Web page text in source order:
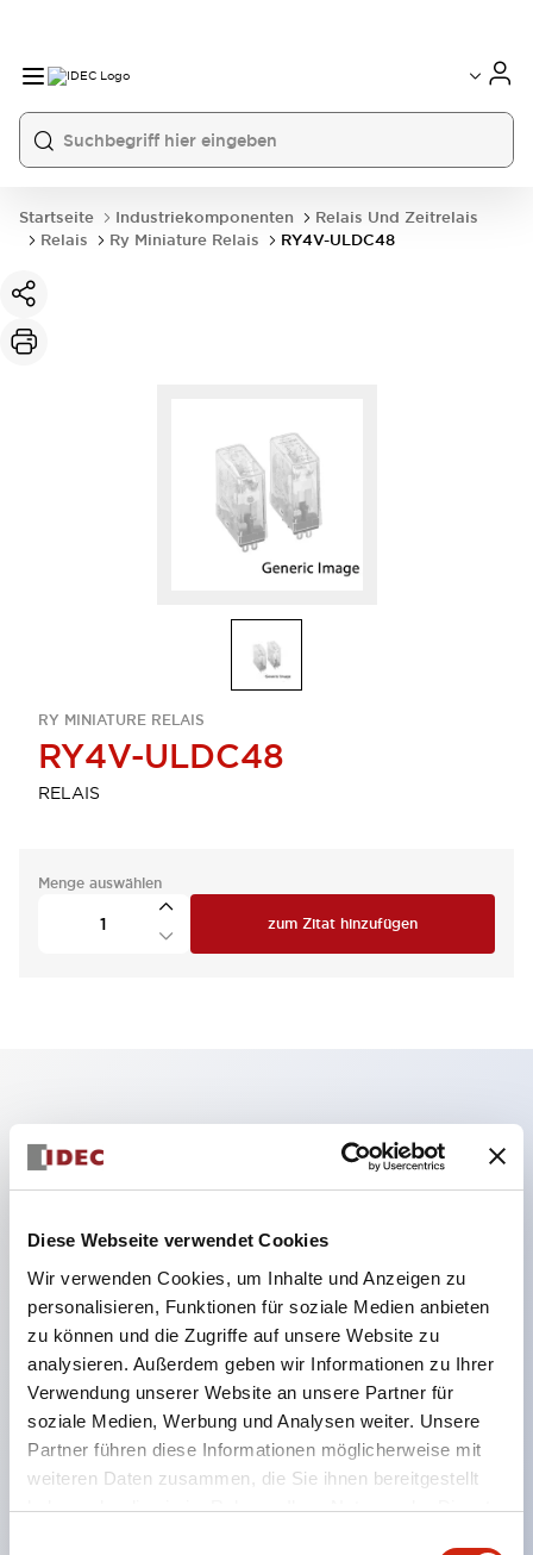
Diese Webseite verwendet Cookies
Wir verwenden Cookies, um Inhalte und Anzeigen zu
personalisieren, Funktionen für soziale Medien anbieten
zu können und die Zugriffe auf unsere Website zu
analysieren. Außerdem geben wir Informationen zu Ihrer
Verwendung unserer Website an unsere Partner für
soziale Medien, Werbung und Analysen weiter. Unsere
Partner führen diese Informationen möglicherweise mit
weiteren Daten zusammen, die Sie ihnen bereitgestellt
haben oder die sie im Rahmen Ihrer Nutzung der Dienste
Startseite Industriekomponenten
Relais Und Zeitrelais
Relais
Ry Miniature Relais RY4V-ULDC48
RY MINIATURE RELAIS
RY4V-ULDC48
RELAIS
Menge auswählen
zum Zitat hinzufügen
DPDT-Modell
RY-Serie goldbeschichtete Kontakte Standard
Klingen-Steckverbinder oder
Leiterplattenanschlüsse
Optionen umfassen Kontrollleuchte, Prüftaste und
obere Montagehalterung
Montageoptionen umfassen obere Montage, DIN-
Fassung, Leiterplattenfassung oder Schalttafel-
Fassung